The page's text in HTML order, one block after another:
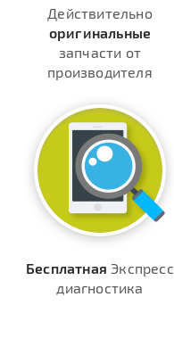
Действительно
оригинальные
запчасти от
производителя
Бесплатная Экспресс
диагностика